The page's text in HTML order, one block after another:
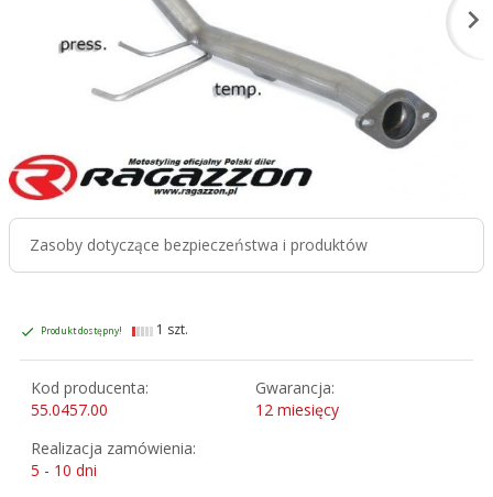
Zasoby dotyczące bezpieczeństwa i produktów
Produkt dostępny! 1 szt.
Kod producenta:
55.0457.00
Gwarancja:
12 miesięcy
Realizacja zamówienia:
5 - 10 dni